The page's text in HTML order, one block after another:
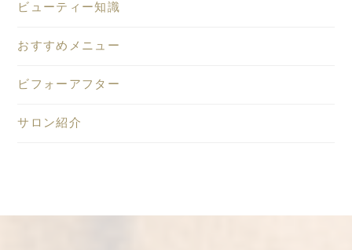
ビューティー知識
おすすめメニュー
ビフォーアフター
サロン紹介